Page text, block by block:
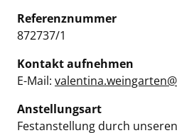
Referenznummer
872737/1
Kontakt aufnehmen
E-Mail:
Anstellungsart
Festanstellung durch